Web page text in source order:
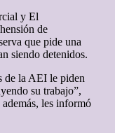
y El
de
que pide una
siendo detenidos.
de la AEI le piden
su trabajo”,
les informó